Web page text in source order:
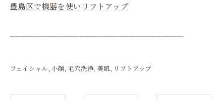
豊島区で機器を使いリフトアップ
----------------------------------------------------------------------
フェイシャル 小顔 毛穴洗浄 美肌 リフトアップ